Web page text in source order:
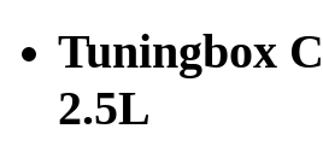
Tuningbox
2.5L